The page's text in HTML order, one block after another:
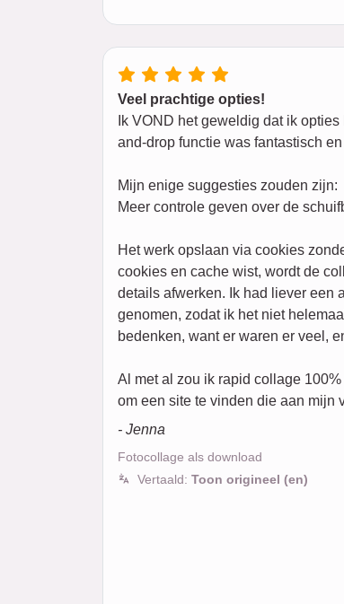
Veel prachtige opties!
Ik VOND het geweldig dat ik
and-drop functie was fantastisch
Mijn enige suggesties zouden zijn:
Meer controle geven over de
Het werk opslaan via cookies
cookies en cache wist, wordt de
details afwerken. Ik had liever een
genomen, zodat ik het niet
bedenken, want er waren er veel,
Al met al zou ik rapid collage
om een site te vinden die aan mijn
- Jenna
Fotocollage als download
Vertaald: Toon origineel (en)